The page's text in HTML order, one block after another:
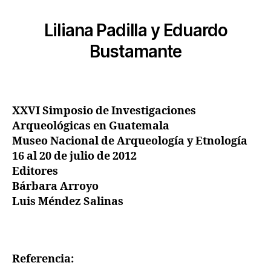
Liliana Padilla y Eduardo
Bustamante
XXVI Simposio de Investigaciones
Arqueológicas en Guatemala
Museo Nacional de Arqueología y Etnología
16 al 20 de julio de 2012
Editores
Bárbara Arroyo
Luis Méndez Salinas
Referencia: